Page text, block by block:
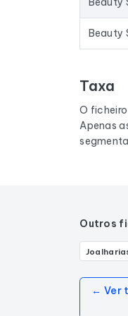
Taxa
O
Apenas
Outros
← Ver